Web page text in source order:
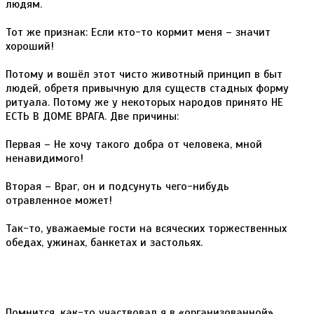
людям.
Тот же признак: Если кто-то кормит меня – значит
хороший!
Потому и вошёл этот чисто животный принцип в быт
людей, обретя привычную для существ стадных форму
ритуала. Потому же у некоторых народов принято НЕ
ЕСТЬ В ДОМЕ ВРАГА. Две причины:
Первая – Не хочу такого добра от человека, мной
ненавидимого!
Вторая – Враг, он и подсунуть чего-нибудь
отравленное может!
Так-то, уважаемые гости на всяческих торжественных
обедах, ужинах, банкетах и застольях.